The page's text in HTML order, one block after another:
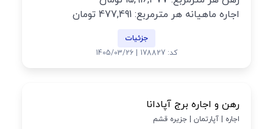
اجاره ماهیانه هر مترمربع: 477,491 تومان
جزئیات
کد: 178827 | 1405/03/26
رهن و اجاره برج آپادانا
اجاره | آپارتمان | جزیره قشم